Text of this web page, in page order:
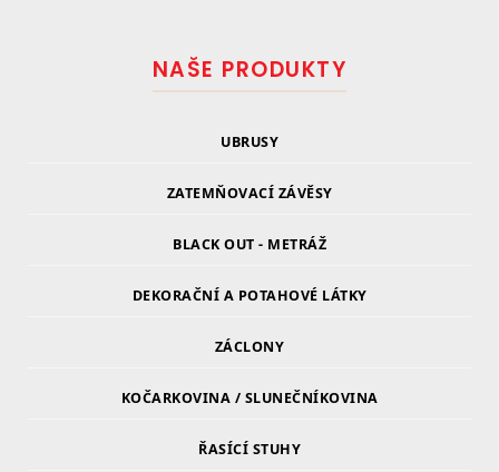
NAŠE PRODUKTY
UBRUSY
ZATEMŇOVACÍ ZÁVĚSY
BLACK OUT - METRÁŽ
DEKORAČNÍ A POTAHOVÉ LÁTKY
ZÁCLONY
KOČARKOVINA / SLUNEČNÍKOVINA
ŘASÍCÍ STUHY